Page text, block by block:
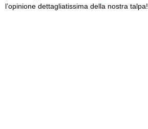
l’opinione dettagliatissima della nostra talpa!